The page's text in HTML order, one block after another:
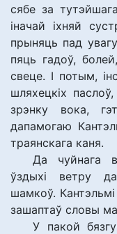
сябе за
іначай іхняй
прыняць пад
пяць гадоў,
свеце. І потым,
шляхецкіх
зрэнку вока,
дапамогаю
траянскага каня.
Да чуйнага
ўздыхі ветру
шамкоў. Кантэльмі
зашаптаў словы
У пакой